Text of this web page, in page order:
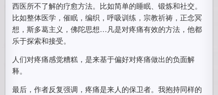
西医所不了解的疗愈方法。比如简单的睡眠、锻炼和社交。
比如整体医学，催眠，编织，呼吸训练，宗教祈祷，正念冥
想，斯多葛主义，佛陀思想…凡是对疼痛有效的方法，他都
乐于探索和接受。
人们对疼痛感觉糟糕，是来基于偏好对疼痛做出的负面解
释。
最后，作者反复强调，疼痛是来人的保卫者。我抱持同样的